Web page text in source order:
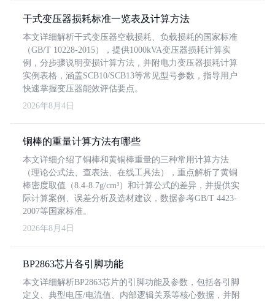
干式变压器损耗标准一览表及计算方法
本文详细解析干式变压器空载损耗、负载损耗的国家标准
（GB/T 10228-2015），提供1000kVA变压器损耗计算实
例，分步骤说明变损计算方法，并附电力变压器损耗计算
实例表格，涵盖SCB10/SCB13等常见型号参数，指导用户
快速掌握变压器能效评估要点。
2026年8月4日
铜棒的重量计算方法有哪些
本文详细介绍了铜棒和黄铜棒重量的三种常用计算方法
（理论公式法、查表法、在线工具法），重点解析了黄铜
棒密度取值（8.4-8.7g/cm³）和计算公式的差异，并提供实
际计算案例、误差分析及选材建议，数据参考GB/T 4423-
2007等国家标准。
2026年8月4日
BP2863芯片各引脚功能
本文详细解析BP2863芯片的引脚功能及参数，包括各引脚
定义、典型电压/电流值、内部逻辑关系等核心数据，并附